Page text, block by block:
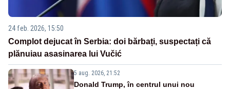
24 feb. 2026, 15:50
Complot dejucat în Serbia: doi bărbați, suspectați că
plănuiau asasinarea lui Vučić
5 aug. 2026, 21:52
Donald Trump, în centrul unui nou